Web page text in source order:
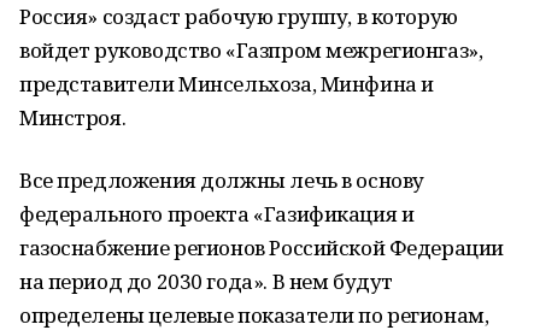
Россия» создаст рабочую группу, в которую
войдет руководство «Газпром межрегионгаз»,
представители Минсельхоза, Минфина и
Минстроя.
Все предложения должны лечь в основу
федерального проекта «Газификация и
газоснабжение регионов Российской Федерации
на период до 2030 года». В нем будут
определены целевые показатели по регионам,